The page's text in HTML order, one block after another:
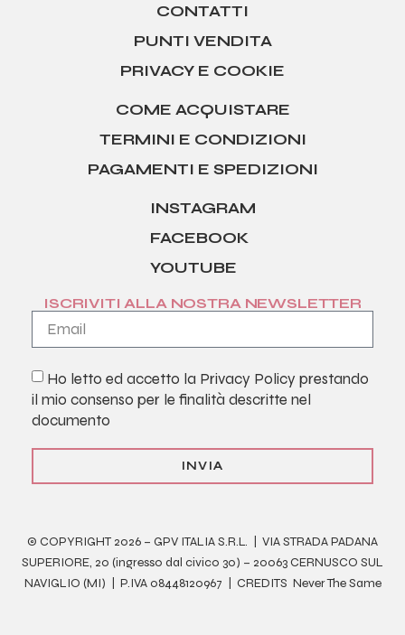
CONTATTI
PUNTI VENDITA
PRIVACY E COOKIE
COME ACQUISTARE
TERMINI E CONDIZIONI
PAGAMENTI E SPEDIZIONI
INSTAGRAM
FACEBOOK
YOUTUBE
ISCRIVITI ALLA NOSTRA NEWSLETTER
Ho letto ed accetto la Privacy Policy prestando
il mio consenso per le finalità descritte nel
documento
INVIA
© COPYRIGHT 2026 – GPV ITALIA S.R.L. | VIA STRADA PADANA
SUPERIORE, 20 (ingresso dal civico 30) – 20063 CERNUSCO SUL
NAVIGLIO (MI) | P.IVA 08448120967 | CREDITS Never The Same